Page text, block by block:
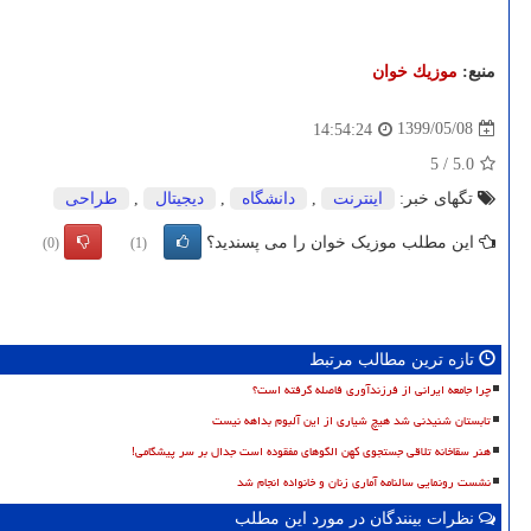
منبع: موزیك خوان
1399/05/08
14:54:24
5.0
/
5
تگهای خبر:
اینترنت , دانشگاه , دیجیتال , طراحی
این مطلب موزیک خوان را می پسندید؟ (1)
(0)
تازه ترین مطالب مرتبط
چرا جامعه ایرانی از فرزندآوری فاصله گرفته است؟
تابستان شنیدنی شد هیچ شیاری از این آلبوم بداهه نیست
هنر سقاخانه تلاقی جستجوی کهن الگوهای مفقوده است جدال بر سر پیشگامی!
نشست رونمایی سالنامه آماری زنان و خانواده انجام شد
نظرات بینندگان در مورد این مطلب